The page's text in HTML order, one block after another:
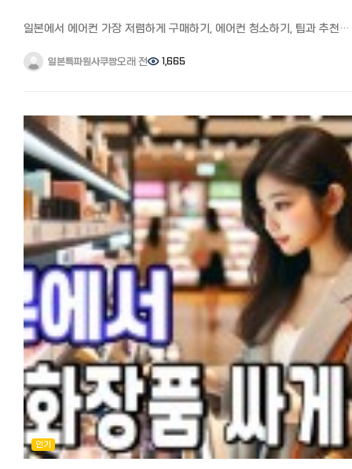
일본에서 한국 넷플릭스를 보는 방법을 설명드리겠습니다.
일본에서도 한국판 넷플릭스를 시청하는 방법은 VPN이라는 앱을 사용
합니다.
VPN을 이용 VPN을 알고 계신 분도 계시겠지만, VPN으로 한국 서버에
“VPNまたはプロキシを使用しているようです(VPN 또는 프록시를
사용하고 있는 것 같습니다)”라는 오류가 표시될 수 있습니다.
이 메시지가 나타났나요? 당황하지 말고 VPN을 끈 뒤 다시 연결해 주세
제 경험에 따르면, VPN을 이용해 한국판 넷플릭스를 시청하면 약 1시간
정도 지나 이 오류 메시지가 나타나지만, 놀라거나 당황할 일 없이 VPN
한 번 끈 뒤 다시 연결하면 계속해서 한국판 넷플릭스를 이용할 수 있습
또한, 일본어 자막이 필요하신 분들은 한국판 넷플릭스의 한국 드라마는
일본어 자막이 없을 수도 있습니다.
VPN은 어떤 것이 좋을까? 위에서 몇 차례 등장한 VPN은 어떤 것을
사용해야 할지 모르는 분들이 많을 것 같은데요.
한국의 TV 프로그램·드라마·버라이어티·스포츠 중계를 즐기는 일본 거
한국인과 한국 버전 넷플릭스를 이용하는 일본인이 자주 사용하는 것으
알려진 VPN은 ExpressVPN입니다.
ExpressVPN은 가장 유명한 서비스 중 하나로, 보안과 속도가 압도적
뛰어나다고 알려져 있습니다.
이용은 유료이지만, 1개월 동안 무료로 사용할 수 있고 언제든지 취소할
있어 리스크가 없습니다. (1개월 후에는 월 500엔 정도) 業界最速、安
匿名VPNサービス【ExpressVPN】1か月間無料で利用する
[추가정보] Netflix와 동영상 스트리밍 서비스(VOD) 간단 비교 일본에
한국 드라마를 보려면 어느 VOD 서비스가 좋을까? 라고 궁금해하시는
분들이 많을 것 같습니다. 한국도 마찬가지지만, 동영상 스트리밍 서비스
(VOD)가 많아 선택하기가 쉽지 않습니다.
느껴지는 경우도 많습니다. - 한국인이 알아두면 좋은 팁 - 원하는 스타일
사진 3장은 필수. 말보다 사진이 정확합니다. **다운펌(스트레이트 파마)**은
모든곳이 잘하는 게 아니니 메뉴에 있는지 확인. 현재 머리 상태 사진도
벽은예약과 시술 중 소통입니다. 저도 번역앱을 붙들고 진땀을 뺐던 기
있는데요. 요즘은한국어로 원하는 스타일만 보내면 일본 미용실에 일본
예약·통역을 대신 해주는 서비스도 생겼습니다. (인스타 @beautia.japan )
일본어가 0이어도 검증된 미용실에서 원하는 머리를 받을 수 있어, 저처
미용실을 미뤄온 분이라면 한 번 알아두시면 좋을 것 같습니다. - 마무
일본 미용실, 종류와 예약 방법만 알면 생각보다 어렵지 않습니다.
핫페퍼뷰티로 예약해보거나, 일본어가 부담되면 한국어 예약 대행을
활용하는 것도 방법입니다. 엔저인 지금, 미뤄왔던 머리·네일을 일본에서
시도해보시는 건 어떨까요? 마지막까지 읽어주셔서 감사합니다.
일본에서 에어컨 가장 저렴하게 구매하기, 에어컨 청소하기, 팁과 추천
일본의 여름은 한국보다 덥고 습하기로 유명합니다. 실제로 태풍이
한반도를 피해 일본열도를 아래에서 위까지 훓고 지나가는 일이 다반
십년이상 쓰는 가전으로 실내기와 실외기 2대로 구성되어 있고
설치공사비가 별도로 들기 때문에 가장 작은 6조짜리라 하더라도 신품은
10만원이 훌쩍 넘는 것이 보통입니다. 2년 연속 에어컨을 사본 경험을
토대로 일본에서 에어컨 가장 저렴하게 구매하는 법, 에어컨 청소하는 법
팁과 추천 사이트를 소개해드리겠습니다. -에어컨 저렴하게 구매하기
※일본 최대 중고에어컨 사이트에서도 5년지난 중고가 7만엔에 배송료
5500엔, 표준공사 2만엔으로 총 10만엔에 가까운 가격이 됩니다. 제가
작년에는 중고 에어컨 전문 사이트에서 구매했는데 성수기가 되면 가격
올라 본체 6-7만엔에 표준공사비 2만엔 정도로 신품가격과 별차이가
없었습니다. 구매는 중고사이트에서 가장 저렴한 방법으로는 본체만
중고를 잘 골라서 구매하고 설치는 구라시노마켓토(한국의 숨고)에서 가
저렴한 업자를 찾는 법입니다. 중고 에어컨은 메르카리, 라쿠텐 이치바에
많이 있습니다. 라쿠텐이치바에서 중고 에어컨 보기
메르카리 500엔 쿠폰 획득 링크 6조짜리 보통 35000-45000엔
정도에 구매할 수 있습니다. 에어컨은 실외기 가스가 소모품이어서
가능하면 출시 5년이내의 것을 고르는게 좋습니다. 설치공사는
구라시노마켓토에서 제품을 구매 후에는 구라시노마켓토에 여러 업자들
컨택해서 견적을 받아보세요. 표준공사비는 18000엔에서 25000엔 정
합니다. 다만 실외기의 위치, 에어컨 타공 여부 등에 따라 크게 다를 수
있습니다.
※기본 공사는 18000엔에서 25000엔 정도. 여러 군데 견적을 받아서
결정하세요 중고 에어컨+구라시노마켓토 업자를 통한 설치공사로 저는
2024년에 나온 상태가 괜찮은 중고에어컨을 4만엔에 구매, 설치
2만엔으로 6만엔에 설치완료했습니다. 다만 주의점으로 실내기가 3
일본특파원사쿠짱오래 전 1,665
인기